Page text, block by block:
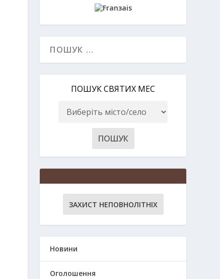
ПОШУК СВЯТИХ МЕС
ЗАХИСТ НЕПОВНОЛІТНІХ
Новини
Оголошення